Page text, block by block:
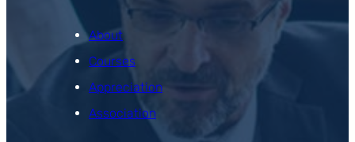
About
Courses
Appreciation
Association